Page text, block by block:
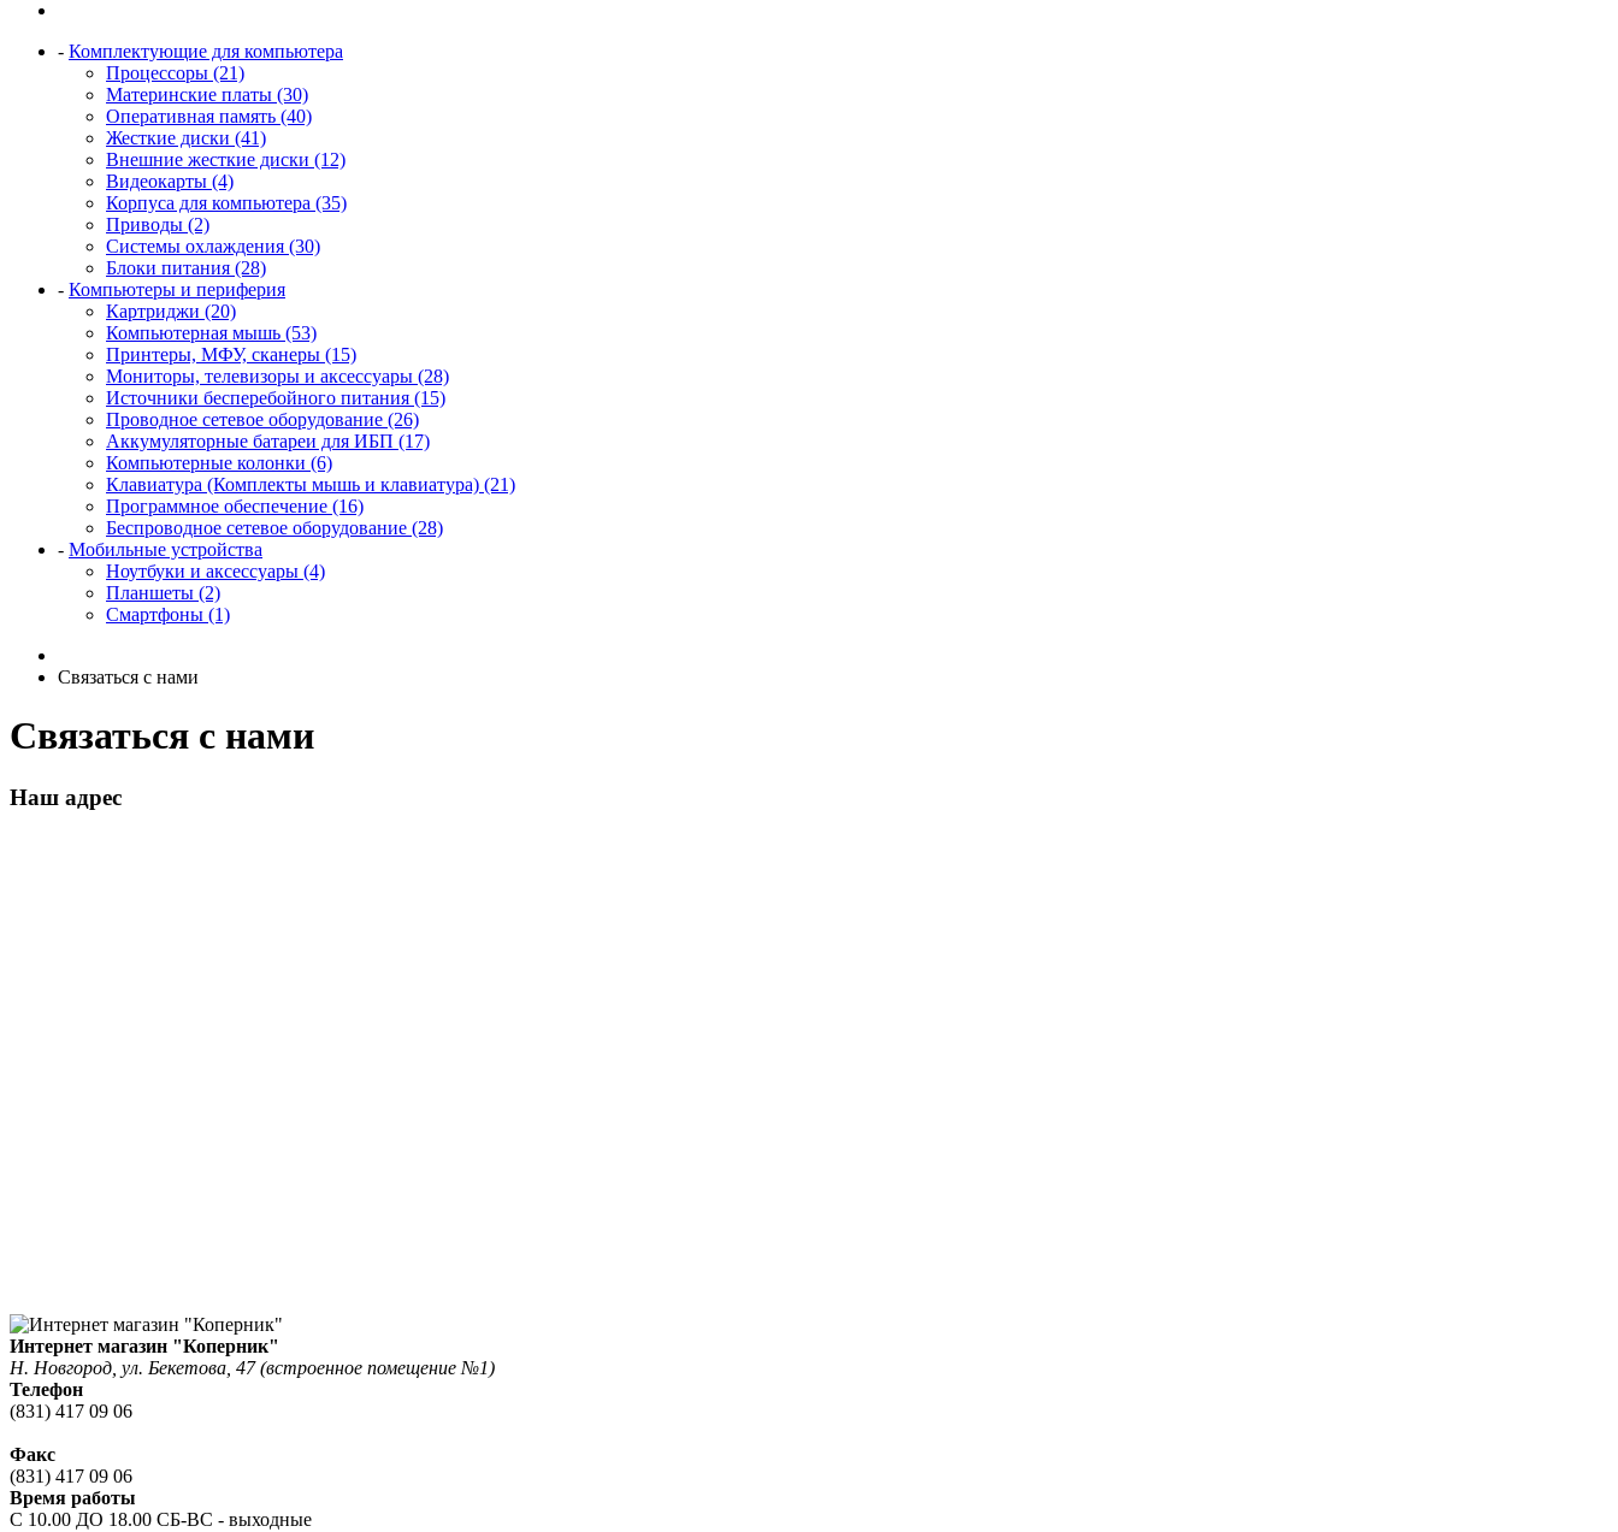
- Комплектующие для компьютера
Процессоры (21)
Материнские платы (30)
Оперативная память (40)
Жесткие диски (41)
Внешние жесткие диски (12)
Видеокарты (4)
Корпуса для компьютера (35)
Приводы (2)
Системы охлаждения (30)
Блоки питания (28)
- Компьютеры и периферия
Картриджи (20)
Компьютерная мышь (53)
Принтеры, МФУ, сканеры (15)
Мониторы, телевизоры и аксессуары (28)
Источники бесперебойного питания (15)
Проводное сетевое оборудование (26)
Аккумуляторные батареи для ИБП (17)
Компьютерные колонки (6)
Клавиатура (Комплекты мышь и клавиатура) (21)
Программное обеспечение (16)
Беспроводное сетевое оборудование (28)
- Мобильные устройства
Ноутбуки и аксессуары (4)
Планшеты (2)
Смартфоны (1)
Связаться с нами
Связаться с нами
Наш адрес
Интернет магазин "Коперник"
Н. Новгород, ул. Бекетова, 47 (встроенное помещение №1)
Телефон
(831) 417 09 06
Факс
(831) 417 09 06
Время работы
С 10.00 ДО 18.00 СБ-ВС - выходные